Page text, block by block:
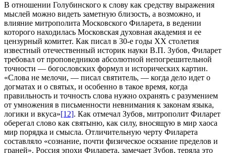
В отношении Голубинского к слову как средству выражения
мыслей можно видеть заметную близость, а возможно, и
влияние митрополита Московского Филарета, в ведении
которого находилась Московская духовная академия и ее
цензурный комитет. Как писал в 30-е годы XX столетия
известный отечественный историк науки В.П. Зубов, Филарет
требовал от проповедников абсолютной непогрешительной
точности — богословских формул и исторических картин.
«Слова не мелочи, — писал святитель, — когда дело идет о
догматах и о святых, и особенно в такое время, когда
правильность и точность слова нужно охранять с разумением
от умножения в письменности невнимания к законам языка,
логики и вкуса»[12]. Как отмечал Зубов, митрополит Филарет
оберегал слово как святыню, как силу, вносящую в мир хаоса
мир порядка и смысла. Отличительную черту Филарета
составляло «сознание, почти физическое осязание пределов и
граней». Россия эпохи Филарета, замечает Зубов, теряла это